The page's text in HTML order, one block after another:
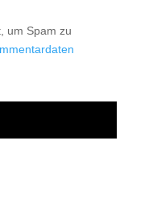
um Spam zu